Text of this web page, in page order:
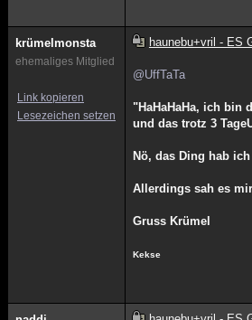
krümelmonsta
ehemaliges Mitglied
Link kopieren
Lesezeichen setzen
haunebu+vril - ES
@UffTaTa
"HaHaHaHa, ich bin
und das trotz 3
Nö, das Ding hab
Allerdings sah es
Gruss Krümel
Kekse